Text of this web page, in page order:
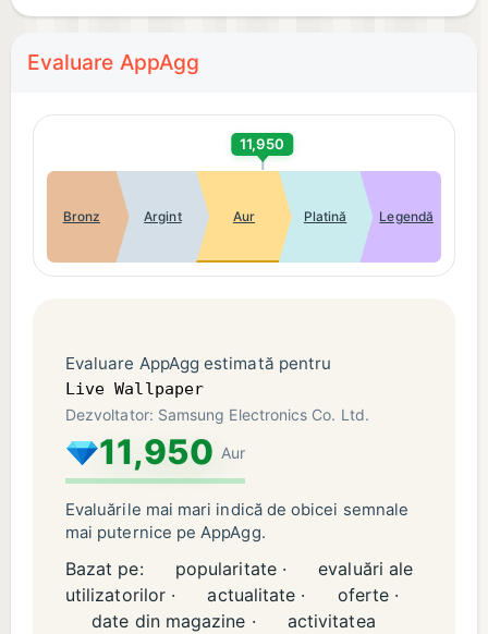
Evaluare AppAgg
11,950
Bronz Argint Aur Platină Legendă
Evaluare AppAgg estimată pentru
Live Wallpaper
Dezvoltator: Samsung Electronics Co. Ltd.
11,950 Aur
Evaluările mai mari indică de obicei semnale
mai puternice pe AppAgg.
Bazat pe: popularitate ·
evaluări ale
utilizatorilor ·
actualitate ·
oferte ·
date din magazine ·
activitatea